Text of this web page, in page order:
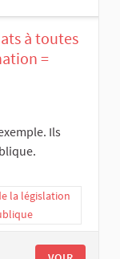
à toutes
=
Ils
la législation